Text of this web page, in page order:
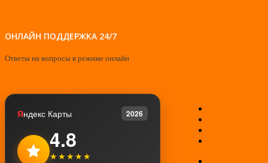
ОНЛАЙН ПОДДЕРЖКА 24/7
Ответы на вопросы в режиме онлайн
Яндекс Карты 2026
4.8
★★★★★